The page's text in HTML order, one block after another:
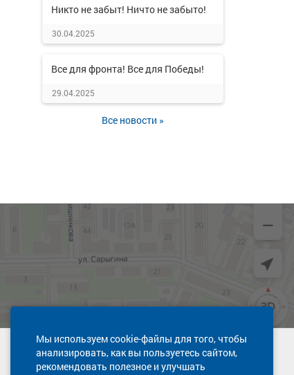
Никто не забыт! Ничто не забыто!
30.04.2025
Все для фронта! Все для Победы!
29.04.2025
Все новости »
Мы используем cookie-файлы для того, чтобы
анализировать, как вы пользуетесь сайтом,
рекомендовать полезное и улучшать
Техническая поддержка сайта